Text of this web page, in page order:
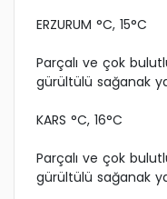
ERZURUM °C, 15°C
Parçalı ve çok
gürültülü sağanak
KARS °C, 16°C
Parçalı ve çok
gürültülü sağanak